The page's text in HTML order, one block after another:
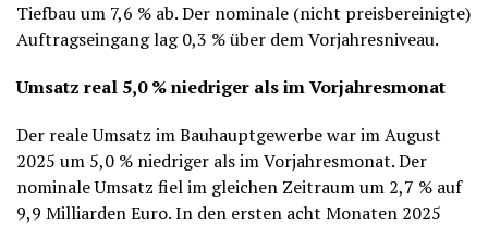
Tiefbau um 7,6 % ab. Der nominale (nicht preisbereinigte)
Auftragseingang lag 0,3 % über dem Vorjahresniveau.
Umsatz real 5,0 % niedriger als im Vorjahresmonat
Der reale Umsatz im Bauhauptgewerbe war im August
2025 um 5,0 % niedriger als im Vorjahresmonat. Der
nominale Umsatz fiel im gleichen Zeitraum um 2,7 % auf
9,9 Milliarden Euro. In den ersten acht Monaten 2025